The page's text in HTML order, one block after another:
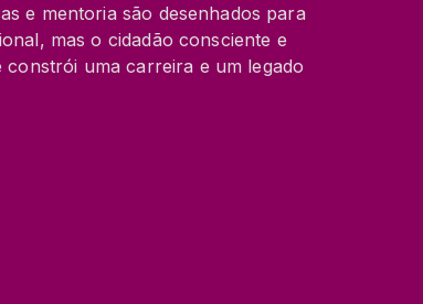
e mentoria são desenhados para
mas o cidadão consciente e
uma carreira e um legado